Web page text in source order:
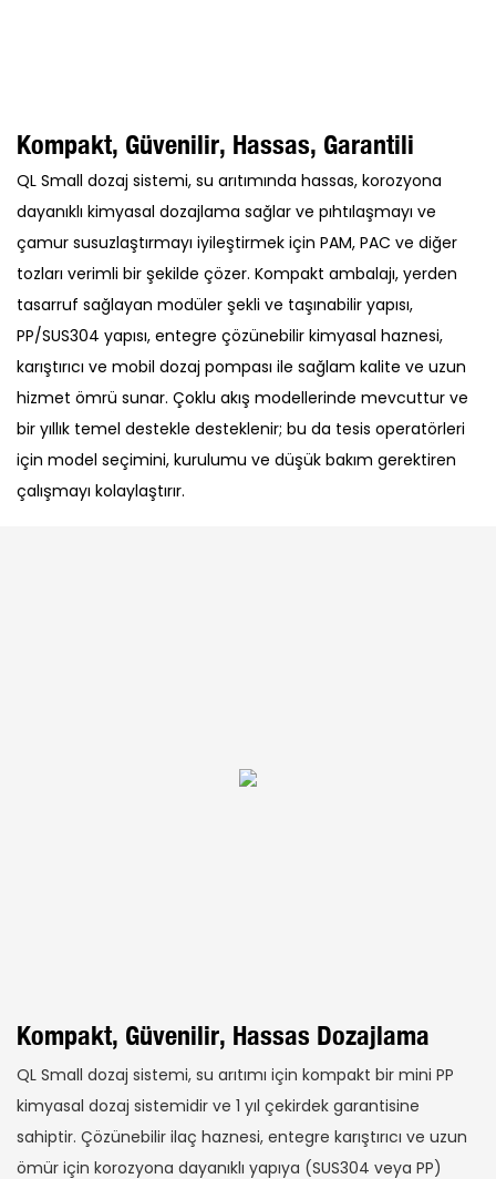
Kompakt, Güvenilir, Hassas, Garantili
QL Small dozaj sistemi, su arıtımında hassas, korozyona
dayanıklı kimyasal dozajlama sağlar ve pıhtılaşmayı ve
çamur susuzlaştırmayı iyileştirmek için PAM, PAC ve diğer
tozları verimli bir şekilde çözer. Kompakt ambalajı, yerden
tasarruf sağlayan modüler şekli ve taşınabilir yapısı,
PP/SUS304 yapısı, entegre çözünebilir kimyasal haznesi,
karıştırıcı ve mobil dozaj pompası ile sağlam kalite ve uzun
hizmet ömrü sunar. Çoklu akış modellerinde mevcuttur ve
bir yıllık temel destekle desteklenir; bu da tesis operatörleri
için model seçimini, kurulumu ve düşük bakım gerektiren
çalışmayı kolaylaştırır.
Kompakt, Güvenilir, Hassas Dozajlama
QL Small dozaj sistemi, su arıtımı için kompakt bir mini PP
kimyasal dozaj sistemidir ve 1 yıl çekirdek garantisine
sahiptir. Çözünebilir ilaç haznesi, entegre karıştırıcı ve uzun
ömür için korozyona dayanıklı yapıya (SUS304 veya PP)